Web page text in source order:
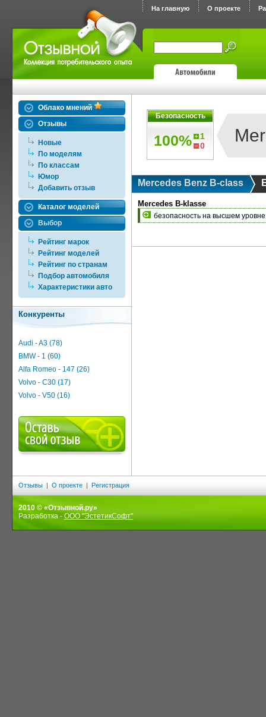
На главную О проекте
Облако мнений
Отзывы
Новые
По моделям
По классам
Юмор
Добавить отзыв
Каталог моделей
Выбор
Рейтинг марок
Рейтинг моделей
Рейтинг по странам
Подбор автомобиля
Характеристики авто
Конкуренты
Audi - A3 (78)
BMW - 1 (60)
Alfa Romeo - 147 (26)
Volvo - C30 (17)
Volvo - V50 (16)
Безопасность
100%
1
0
Mercedes Benz B-class
Mercedes B-klasse
безопасность на высшем уровне
Отзывы | О проекте | Регистрация
2010 © «Отзывной.ру»
Разработка - ООО "ЭстетикСофт"